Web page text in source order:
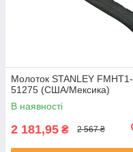
Молоток STANLEY FMHT1-
51275 (США/Мексика)
В наявності
2 181,95 ₴ 2 567 ₴